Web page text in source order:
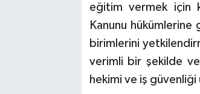
eğitim vermek için
Kanunu
birimlerini
verimli bir şekilde
hekimi ve iş güvenliği